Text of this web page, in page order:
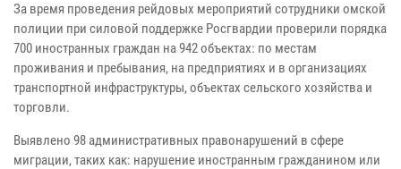
За время проведения рейдовых мероприятий сотрудники омской
полиции при силовой поддержке Росгвардии проверили порядка
700 иностранных граждан на 942 объектах: по местам
проживания и пребывания, на предприятиях и в организациях
транспортной инфраструктуры, объектах сельского хозяйства и
торговли.
Выявлено 98 административных правонарушений в сфере
миграции, таких как: нарушение иностранным гражданином или